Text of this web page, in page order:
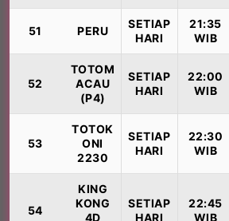
51 PERU
SETIAP
HARI
21:35
WIB
52
TOTOM
ACAU
(P4)
SETIAP
HARI
22:00
WIB
53
TOTOK
ONI
2230
SETIAP
HARI
22:30
WIB
54
KING
KONG
4D
SETIAP
HARI
22:45
WIB